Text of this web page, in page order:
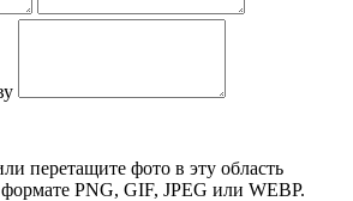
перетащите фото в эту область
PNG, GIF, JPEG или WEBP.